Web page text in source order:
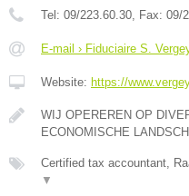
Tel: 09/223.60.30, Fax: 09/
E-mail › Fiduciaire S.
Website: https://
WIJ OPEREREN OP
ECONOMISCHE
Certified tax accountant,
▼